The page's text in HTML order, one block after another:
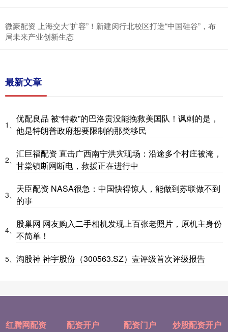
微豪配资 上海交大“扩容”！新建闵行北校区打造“中国硅谷”，布
局未来产业创新生态
最新文章
1、
优配良品 被“特赦”的巴洛贡没能挽救美国队！讽刺的是，
他是特朗普政府想要限制的那类移民
2、
汇巨福配资 直击广西南宁洪灾现场：沿途多个村庄被淹，
甘棠镇断网断电，救援正在进行中
3、
天臣配资 NASA很急：中国快得惊人，能做到苏联做不到
的事
4、
股巢网 网友购入二手相机发现上百张老照片，原机主身份
不简单！
5、 淘股神 神宇股份（300563.SZ）壹评级首次评级报告
红腾网配资 配资开户 配资门户 炒股配资开户